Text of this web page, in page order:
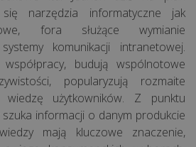
narzędzia informatyczne jak
fora służące wymianie
komunikacji intranetowej.
budują wspólnotowe
popularyzują rozmaite
wiedzę użytkowników. Z punktu
informacji o danym produkcie
mają kluczowe znaczenie,